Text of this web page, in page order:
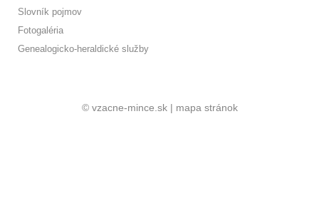
Slovník pojmov
Fotogaléria
Genealogicko-heraldické služby
© vzacne-mince.sk | mapa stránok